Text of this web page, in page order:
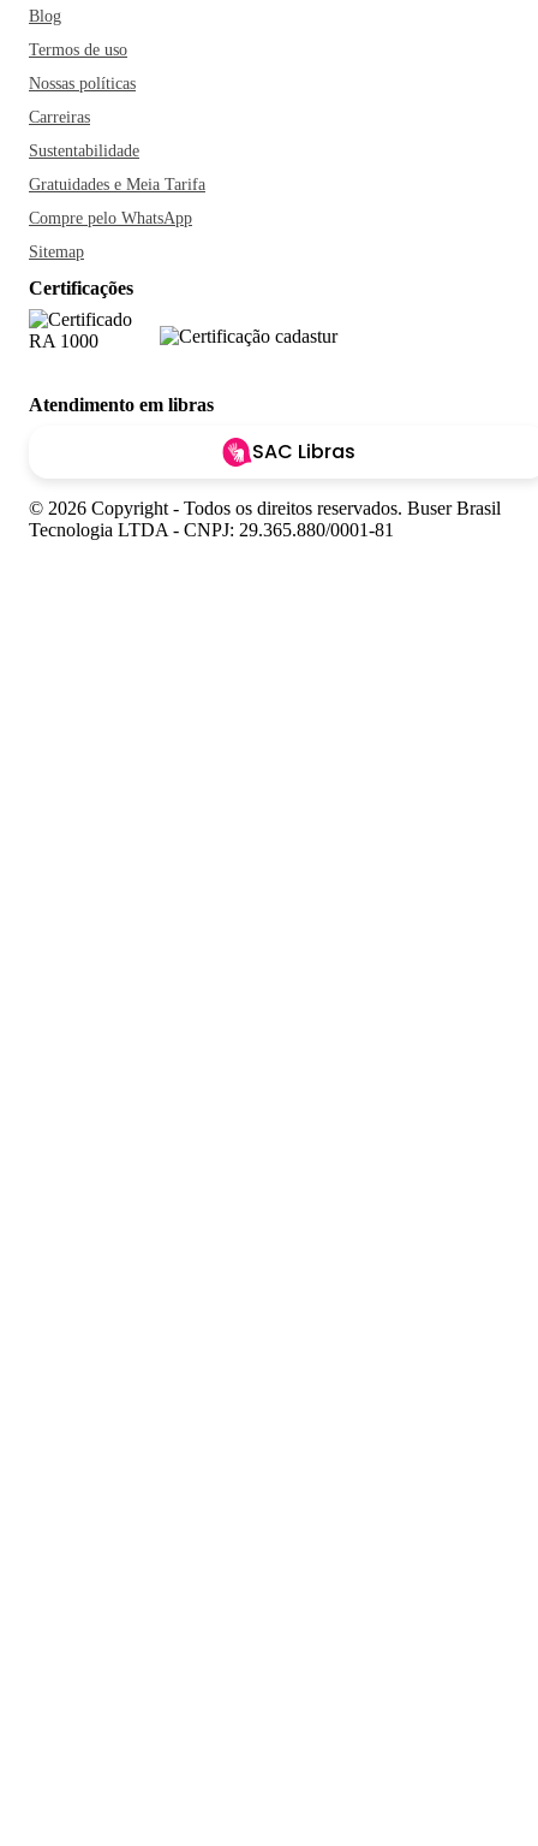
Blog
Termos de uso
Nossas políticas
Carreiras
Sustentabilidade
Gratuidades e Meia Tarifa
Compre pelo WhatsApp
Sitemap
Certificações
Atendimento em libras
SAC Libras
© 2026 Copyright - Todos os direitos reservados. Buser Brasil
Tecnologia LTDA - CNPJ: 29.365.880/0001-81